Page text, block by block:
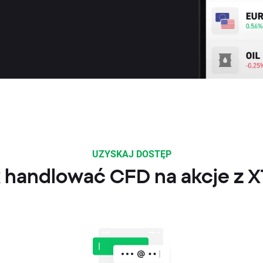
UZYSKAJ DOSTĘP
handlować CFD na akcje z